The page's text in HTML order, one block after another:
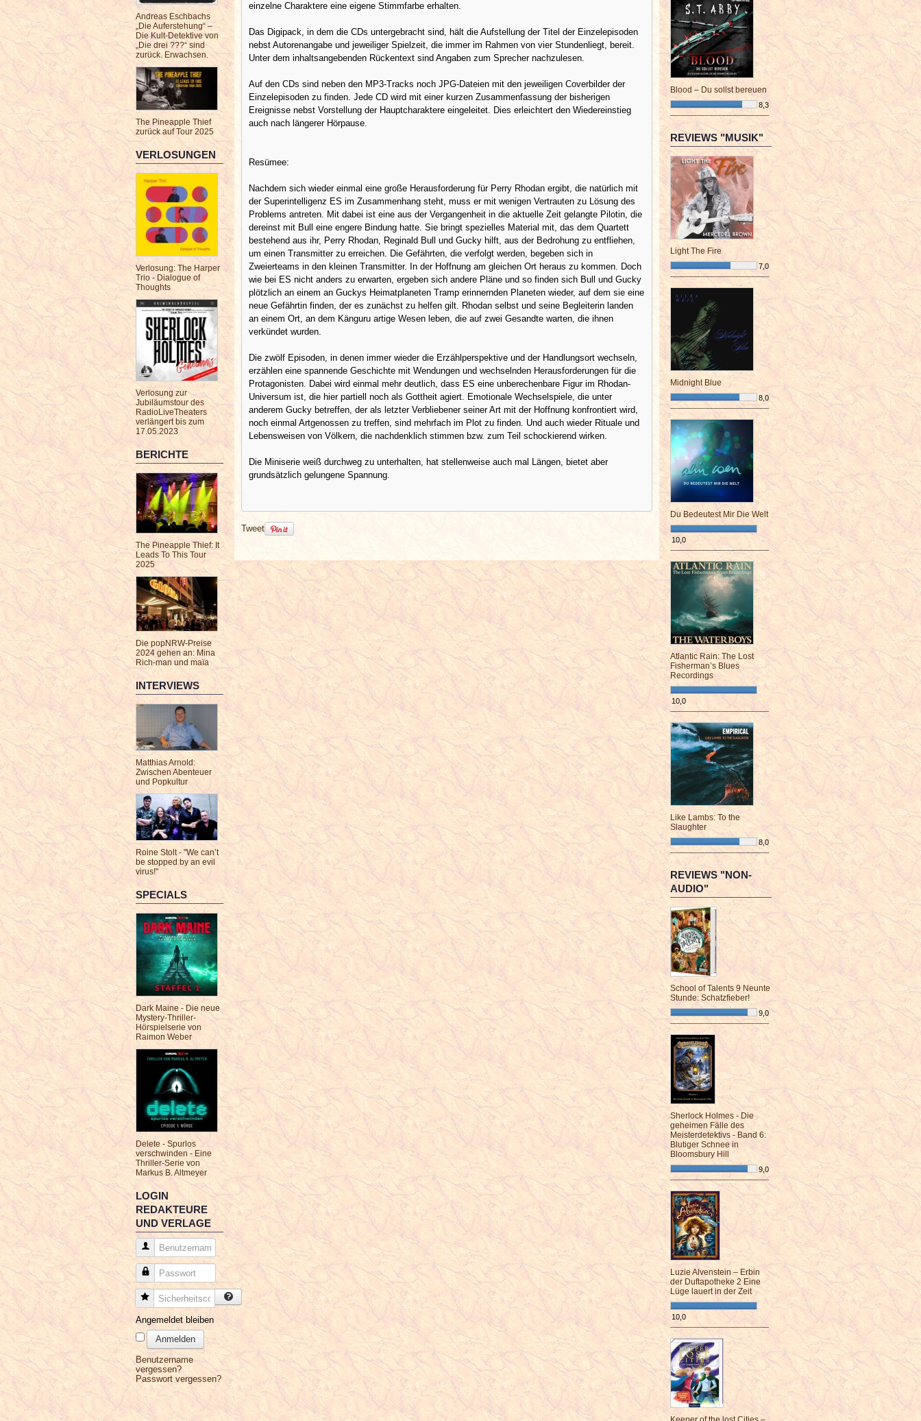
Andreas Eschbachs
„Die Auferstehung“ –
Die Kult-Detektive von
„Die drei ???“ sind
zurück. Erwachsen.
The Pineapple Thief
zurück auf Tour 2025
VERLOSUNGEN
Verlosung: The Harper
Trio - Dialogue of
Thoughts
Verlosung zur
Jubiläumstour des
RadioLiveTheaters
verlängert bis zum
17.05.2023
BERICHTE
The Pineapple Thief: It
Leads To This Tour
2025
Die popNRW-Preise
2024 gehen an: Mina
Rich-man und maïa
INTERVIEWS
Matthias Arnold:
Zwischen Abenteuer
und Popkultur
Roine Stolt - "We can’t
be stopped by an evil
virus!"
SPECIALS
Dark Maine - Die neue
Mystery-Thriller-
Hörspielserie von
Raimon Weber
Delete - Spurlos
verschwinden - Eine
Thriller-Serie von
Markus B. Altmeyer
LOGIN
REDAKTEURE
UND VERLAGE
Benutzername
Passwort
Sicherheitscode
Angemeldet bleiben
Anmelden
Benutzername
vergessen?
Passwort vergessen?
einzelne Charaktere eine eigene Stimmfarbe erhalten.
Das Digipack, in dem die CDs untergebracht sind, hält die Aufstellung der Titel der Einzelepisoden
nebst Autorenangabe und jeweiliger Spielzeit, die immer im Rahmen von vier Stundenliegt, bereit.
Unter dem inhaltsangebenden Rückentext sind Angaben zum Sprecher nachzulesen.
Auf den CDs sind neben den MP3-Tracks noch JPG-Dateien mit den jeweiligen Coverbilder der
Einzelepisoden zu finden. Jede CD wird mit einer kurzen Zusammenfassung der bisherigen
Ereignisse nebst Vorstellung der Hauptcharaktere eingeleitet. Dies erleichtert den Wiedereinstieg
auch nach längerer Hörpause.
Resümee:
Nachdem sich wieder einmal eine große Herausforderung für Perry Rhodan ergibt, die natürlich mit
der Superintelligenz ES im Zusammenhang steht, muss er mit wenigen Vertrauten zu Lösung des
Problems antreten. Mit dabei ist eine aus der Vergangenheit in die aktuelle Zeit gelangte Pilotin, die
dereinst mit Bull eine engere Bindung hatte. Sie bringt spezielles Material mit, das dem Quartett
bestehend aus ihr, Perry Rhodan, Reginald Bull und Gucky hilft, aus der Bedrohung zu entfliehen,
um einen Transmitter zu erreichen. Die Gefährten, die verfolgt werden, begeben sich in
Zweierteams in den kleinen Transmitter. In der Hoffnung am gleichen Ort heraus zu kommen. Doch
wie bei ES nicht anders zu erwarten, ergeben sich andere Pläne und so finden sich Bull und Gucky
plötzlich an einem an Guckys Heimatplaneten Tramp erinnernden Planeten wieder, auf dem sie eine
neue Gefährtin finden, der es zunächst zu helfen gilt. Rhodan selbst und seine Begleiterin landen
an einem Ort, an dem Känguru artige Wesen leben, die auf zwei Gesandte warten, die ihnen
verkündet wurden.
Die zwölf Episoden, in denen immer wieder die Erzählperspektive und der Handlungsort wechseln,
erzählen eine spannende Geschichte mit Wendungen und wechselnden Herausforderungen für die
Protagonisten. Dabei wird einmal mehr deutlich, dass ES eine unberechenbare Figur im Rhodan-
Universum ist, die hier partiell noch als Gottheit agiert. Emotionale Wechselspiele, die unter
anderem Gucky betreffen, der als letzter Verbliebener seiner Art mit der Hoffnung konfrontiert wird,
noch einmal Artgenossen zu treffen, sind mehrfach im Plot zu finden. Und auch wieder Rituale und
Lebensweisen von Völkern, die nachdenklich stimmen bzw. zum Teil schockierend wirken.
Die Miniserie weiß durchweg zu unterhalten, hat stellenweise auch mal Längen, bietet aber
grundsätzlich gelungene Spannung.
Tweet
Blood – Du sollst bereuen
8,3
¯¯¯¯¯¯¯¯¯¯¯¯¯¯¯¯¯¯¯¯¯¯¯¯
REVIEWS "MUSIK"
Light The Fire
7,0
¯¯¯¯¯¯¯¯¯¯¯¯¯¯¯¯¯¯¯¯¯¯¯¯
Midnight Blue
8,0
¯¯¯¯¯¯¯¯¯¯¯¯¯¯¯¯¯¯¯¯¯¯¯¯
Du Bedeutest Mir Die Welt
10,0
¯¯¯¯¯¯¯¯¯¯¯¯¯¯¯¯¯¯¯¯¯¯¯¯
Atlantic Rain: The Lost
Fisherman’s Blues
Recordings
10,0
¯¯¯¯¯¯¯¯¯¯¯¯¯¯¯¯¯¯¯¯¯¯¯¯
Like Lambs: To the
Slaughter
8,0
¯¯¯¯¯¯¯¯¯¯¯¯¯¯¯¯¯¯¯¯¯¯¯¯
REVIEWS "NON-
AUDIO"
School of Talents 9 Neunte
Stunde: Schatzfieber!
9,0
¯¯¯¯¯¯¯¯¯¯¯¯¯¯¯¯¯¯¯¯¯¯¯¯
Sherlock Holmes - Die
geheimen Fälle des
Meisterdetektivs - Band 6:
Blutiger Schnee in
Bloomsbury Hill
9,0
¯¯¯¯¯¯¯¯¯¯¯¯¯¯¯¯¯¯¯¯¯¯¯¯
Luzie Alvenstein – Erbin
der Duftapotheke 2 Eine
Lüge lauert in der Zeit
10,0
¯¯¯¯¯¯¯¯¯¯¯¯¯¯¯¯¯¯¯¯¯¯¯¯